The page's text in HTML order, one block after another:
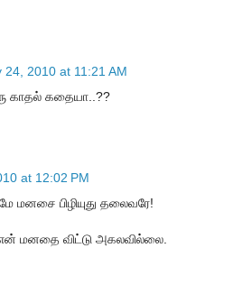
24, 2010 at 11:21 AM
காதல் கதையா..??
at 12:02 PM
மனசை பிழியுது தலைவரே!
மனதை விட்டு அகலவில்லை.